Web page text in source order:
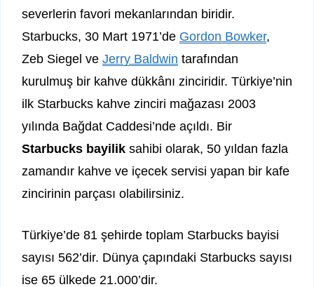
severlerin favori mekanlarından biridir.
Starbucks, 30 Mart 1971’de Gordon Bowker,
Zeb Siegel ve Jerry Baldwin tarafından
kurulmuş bir kahve dükkânı zinciridir. Türkiye’nin
ilk Starbucks kahve zinciri mağazası 2003
yılında Bağdat Caddesi’nde açıldı. Bir
Starbucks bayilik sahibi olarak, 50 yıldan fazla
zamandır kahve ve içecek servisi yapan bir kafe
zincirinin parçası olabilirsiniz.
Türkiye’de 81 şehirde toplam Starbucks bayisi
sayısı 562’dir. Dünya çapındaki Starbucks sayısı
ise 65 ülkede 21.000’dir.